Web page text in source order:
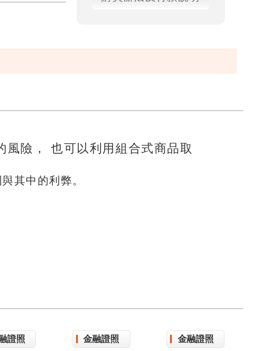
險， 也可以利用組合式商品取
其中的利弊。
證照 金融證照 金融證照